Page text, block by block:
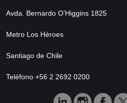
Avda. Bernardo O’Higgins 1825
Metro Los Héroes
Santiago de Chile
Teléfono +56 2 2692 0200